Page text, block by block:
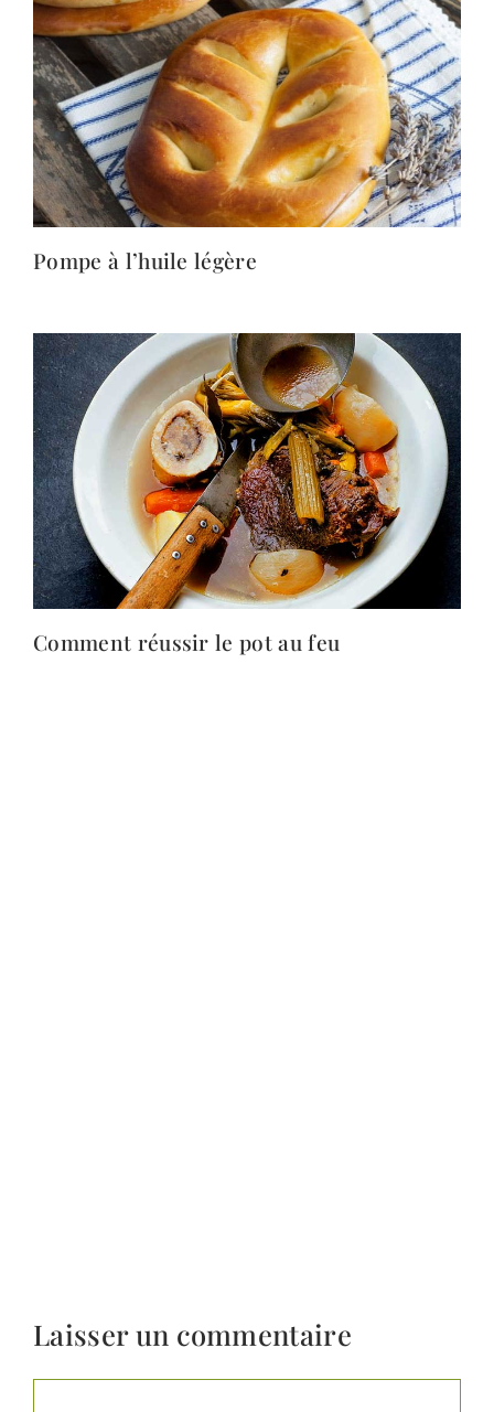
Pompe à l’huile légère
Comment réussir le pot au feu
Laisser un commentaire